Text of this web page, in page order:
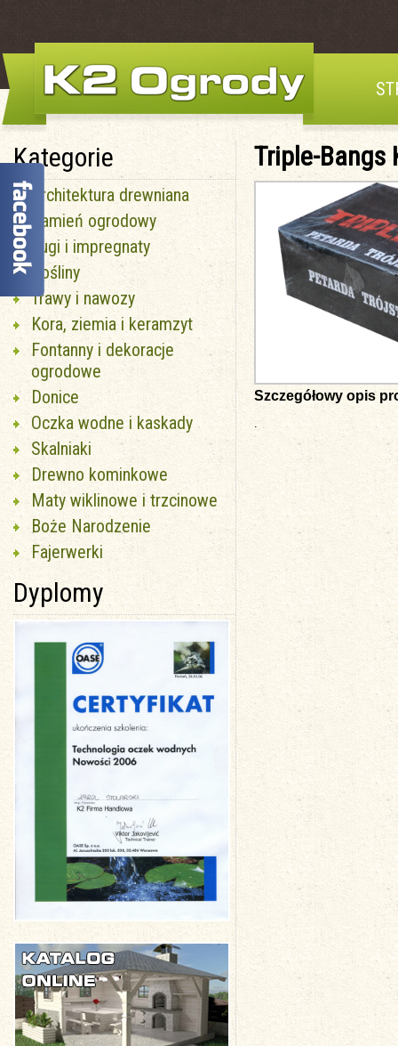
Kategorie
Architektura drewniana
Kamień ogrodowy
Fugi i impregnaty
Rośliny
Trawy i nawozy
Kora, ziemia i keramzyt
Fontanny i dekoracje
ogrodowe
Donice
Oczka wodne i kaskady
Skalniaki
Drewno kominkowe
Maty wiklinowe i trzcinowe
Boże Narodzenie
Fajerwerki
Dyplomy
Triple-Bangs
Szczegółowy opis
.